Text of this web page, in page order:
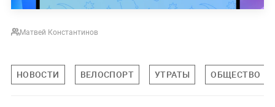
Матвей Константинов
НОВОСТИ ВЕЛОСПОРТ УТРАТЫ ОБЩЕСТВО